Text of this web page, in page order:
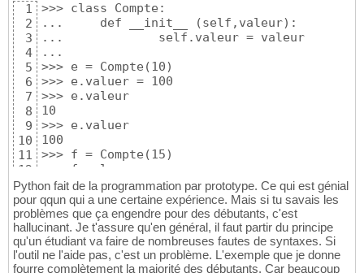
1
2
3
4
5
6
7
8
9
10
11
12
13
14
15
16
>>> class Compte:
...     def __init__ (self,valeur):
...             self.valeur = valeur
...
>>> e = Compte(10)
>>> e.valuer = 100
>>> e.valeur
10
>>> e.valuer
100
>>> f = Compte(15)
>>> f.valuer
Traceback (most recent call last):
  File "<stdin>", line 1, in ?
AttributeError: Compte instance has no
Python fait de la programmation par prototype. Ce qui est génial
pour qqun qui a une certaine expérience. Mais si tu savais les
problèmes que ça engendre pour des débutants, c'est
hallucinant. Je t'assure qu'en général, il faut partir du principe
qu'un étudiant va faire de nombreuses fautes de syntaxes. Si
l'outil ne l'aide pas, c'est un problème. L'exemple que je donne
fourre complètement la majorité des débutants. Car beaucoup